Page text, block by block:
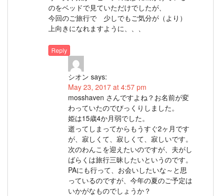
のをベッドで見ていただけでしたが、
今回のご旅行で 少しでもご気分が（より）
上向きになれますように、、、
Reply
シオン says:
May 23, 2017 at 4:57 pm
mosshaven さんですよね？お名前が変
わっていたのでびっくりしました。
姫は15歳4か月弱でした。
逝ってしまってからもうすぐ2ヶ月です
が、寂しくて、寂しくて、寂しいです。
次のわんこを迎えたいのですが、夫がし
ばらくは旅行三昧したいというのです。
PAにも行って、お会いしたいな～と思
っているのですが、今年の夏のご予定は
いかがなものでしょうか？